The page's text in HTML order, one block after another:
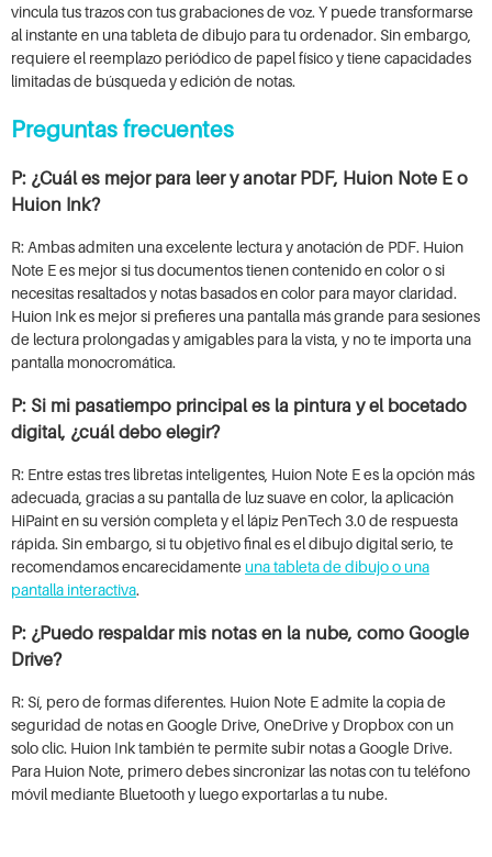
vincula tus trazos con tus grabaciones de voz. Y puede transformarse
al instante en una tableta de dibujo para tu ordenador. Sin embargo,
requiere el reemplazo periódico de papel físico y tiene capacidades
limitadas de búsqueda y edición de notas.
Preguntas frecuentes
P: ¿Cuál es mejor para leer y anotar PDF, Huion Note E o
Huion Ink?
R: Ambas admiten una excelente lectura y anotación de PDF. Huion
Note E es mejor si tus documentos tienen contenido en color o si
necesitas resaltados y notas basados en color para mayor claridad.
Huion Ink es mejor si prefieres una pantalla más grande para sesiones
de lectura prolongadas y amigables para la vista, y no te importa una
pantalla monocromática.
P: Si mi pasatiempo principal es la pintura y el bocetado
digital, ¿cuál debo elegir?
R: Entre estas tres libretas inteligentes, Huion Note E es la opción más
adecuada, gracias a su pantalla de luz suave en color, la aplicación
HiPaint en su versión completa y el lápiz PenTech 3.0 de respuesta
rápida. Sin embargo, si tu objetivo final es el dibujo digital serio, te
recomendamos encarecidamente una tableta de dibujo o una
pantalla interactiva.
P: ¿Puedo respaldar mis notas en la nube, como Google
Drive?
R: Sí, pero de formas diferentes. Huion Note E admite la copia de
seguridad de notas en Google Drive, OneDrive y Dropbox con un
solo clic. Huion Ink también te permite subir notas a Google Drive.
Para Huion Note, primero debes sincronizar las notas con tu teléfono
móvil mediante Bluetooth y luego exportarlas a tu nube.